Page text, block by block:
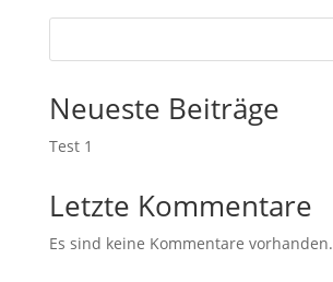
Neueste Beiträge
Test 1
Letzte Kommentare
Es sind keine Kommentare vorhanden.